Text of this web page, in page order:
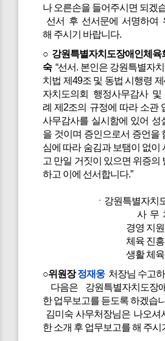
나 오른손을 들어주시면 되겠
선서 후 선서문에 서명하여
해 주시기 바랍니다.
○강원특별자치도장애인체육
숙“선서. 본인은 강원특별자
치법 제49조 및 동법 시행령
자치도의회 행정사무감사
례 제2조의 규정에 따라 소관
사무감사를 실시함에 있어 성
을 것이며 증인으로서 증언을
심에 따라 숨김과 보탬이 없이
고 만일 거짓이 있으면 위증의
하고 이에 선서합니다.”
ㆍ강원특별자
사
경영 지
체육 진
생활 체
○위원장정재웅처장님 수고
다음은 강원특별자치도장
한 업무보고를 듣도록 하겠습
김미숙 사무처장님은 나오셔
한 소개 후 업무보고를 해 주시